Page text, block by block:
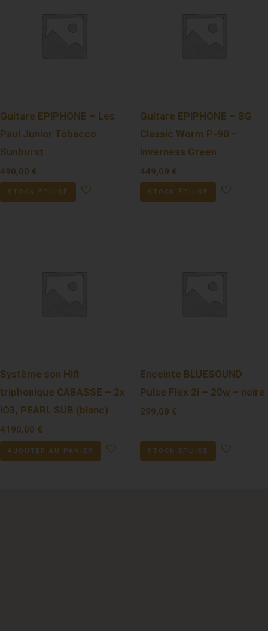
Guitare EPIPHONE – Les
Paul Junior Tobacco
Sunburst
490,00 €
STOCK ÉPUISÉ
Guitare EPIPHONE – SG
Classic Worm P-90 –
Inverness Green
449,00 €
STOCK ÉPUISÉ
Système son Hifi
triphonique CABASSE – 2x
IO3, PEARL SUB (blanc)
4190,00 €
AJOUTER AU PANIER
Enceinte BLUESOUND
Pulse Flex 2i – 20w – noire
299,00 €
STOCK ÉPUISÉ